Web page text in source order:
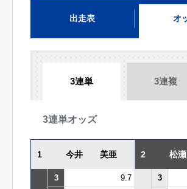
出走表 オ
3連単 3連複
3連単オッズ
1 今井 美亜 2 松
3 9.7 3